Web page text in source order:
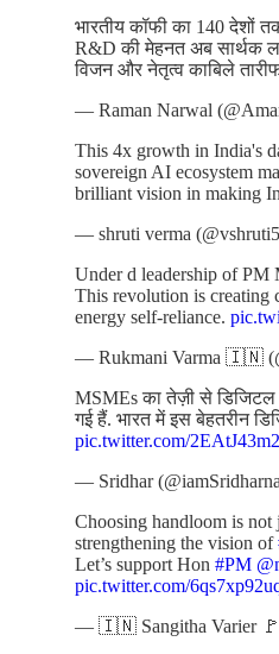
भारतीय कॉफी का 140 देशों
R&D की मेहनत अब सार्थक
विजन और नेतृत्व काबिले
— Raman Narwal
This 4x growth in India's
sovereign AI ecosystem
brilliant vision in making
— shruti verma
Under d leadership of PM
This revolution is
energy self-reliance.
— Rukmani Varma 🇮🇳
MSMEs का तेज़ी से डिजिटल
गई हैं. भारत में इस बेहतरीन
pic.twitter.com/
— Sridhar
Choosing handloom is not
strengthening the vision of
Let’s support Hon #PM
pic.twitter.com/
— 🇮🇳 Sangitha Varier 🚩